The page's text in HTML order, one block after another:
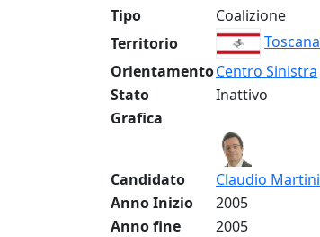
Tipo
Coalizione
Territorio
Toscana
OrientamentoCentro Sinistra
Stato
Inattivo
Grafica
Candidato
Claudio Martini
Anno Inizio
2005
Anno fine
2005